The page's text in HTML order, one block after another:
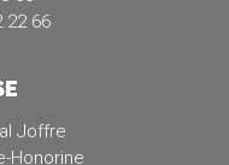
22 66
Joffre
Honorine